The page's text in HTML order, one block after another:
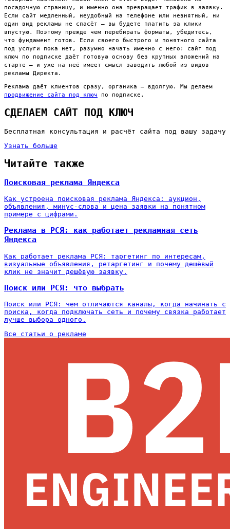
посадочную страницу, и именно она превращает трафик в заявку.
Если сайт медленный, неудобный на телефоне или невнятный, ни
один вид рекламы не спасёт — вы будете платить за клики
впустую. Поэтому прежде чем перебирать форматы, убедитесь,
что фундамент готов. Если своего быстрого и понятного сайта
под услуги пока нет, разумно начать именно с него: сайт под
ключ по подписке даёт готовую основу без крупных вложений на
старте — и уже на неё имеет смысл заводить любой из видов
рекламы Директа.
Реклама даёт клиентов сразу, органика — вдолгую. Мы делаем
продвижение сайта под ключ по подписке.
СДЕЛАЕМ САЙТ ПОД КЛЮЧ
Бесплатная консультация и расчёт сайта под вашу задачу
Узнать больше
Читайте также
Поисковая реклама Яндекса
Как устроена поисковая реклама Яндекса: аукцион,
объявления, минус-слова и цена заявки на понятном
примере с цифрами.
Реклама в РСЯ: как работает рекламная сеть
Яндекса
Как работает реклама РСЯ: таргетинг по интересам,
визуальные объявления, ретаргетинг и почему дешёвый
клик не значит дешёвую заявку.
Поиск или РСЯ: что выбрать
Поиск или РСЯ: чем отличаются каналы, когда начинать с
поиска, когда подключать сеть и почему связка работает
лучше выбора одного.
Все статьи о рекламе